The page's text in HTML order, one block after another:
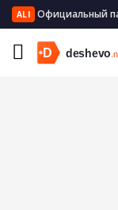
ALI Официальный
Главная
Мать и
Сочетающаяся